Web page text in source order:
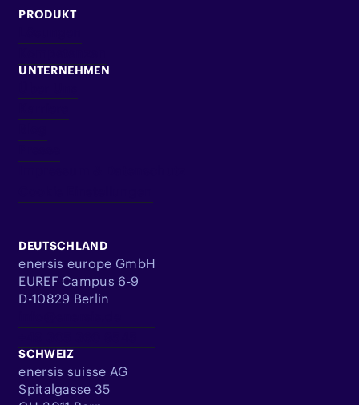
PRODUKT
UNTERNEHMEN
DEUTSCHLAND
enersis europe GmbH
EUREF Campus 6-9
D-10829 Berlin
SCHWEIZ
enersis suisse AG
Spitalgasse 35